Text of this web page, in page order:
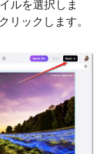
ルを選択しま
リックします。